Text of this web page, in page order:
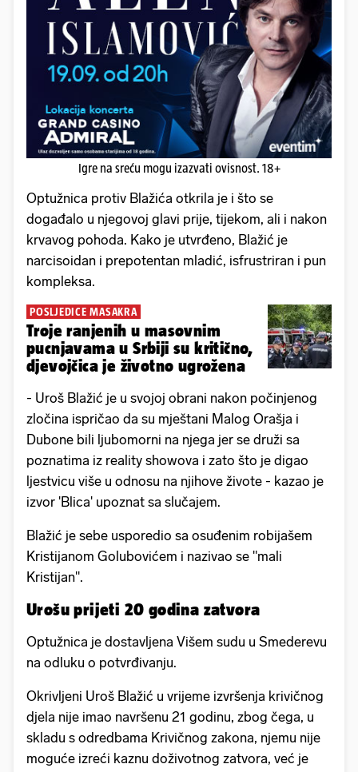
Igre na sreću mogu izazvati ovisnost. 18+
Optužnica protiv Blažića otkrila je i što se
događalo u njegovoj glavi prije, tijekom, ali i nakon
krvavog pohoda. Kako je utvrđeno, Blažić je
narcisoidan i prepotentan mladić, isfrustriran i pun
kompleksa.
POSLJEDICE MASAKRA
Troje ranjenih u masovnim
pucnjavama u Srbiji su kritično,
djevojčica je životno ugrožena
- Uroš Blažić je u svojoj obrani nakon počinjenog
zločina ispričao da su mještani Malog Orašja i
Dubone bili ljubomorni na njega jer se druži sa
poznatima iz reality showova i zato što je digao
ljestvicu više u odnosu na njihove živote - kazao je
izvor 'Blica' upoznat sa slučajem.
Blažić je sebe usporedio sa osuđenim robijašem
Kristijanom Golubovićem i nazivao se "mali
Kristijan".
Urošu prijeti 20 godina zatvora
Optužnica je dostavljena Višem sudu u Smederevu
na odluku o potvrđivanju.
Okrivljeni Uroš Blažić u vrijeme izvršenja krivičnog
djela nije imao navršenu 21 godinu, zbog čega, u
skladu s odredbama Krivičnog zakona, njemu nije
moguće izreći kaznu doživotnog zatvora, već je